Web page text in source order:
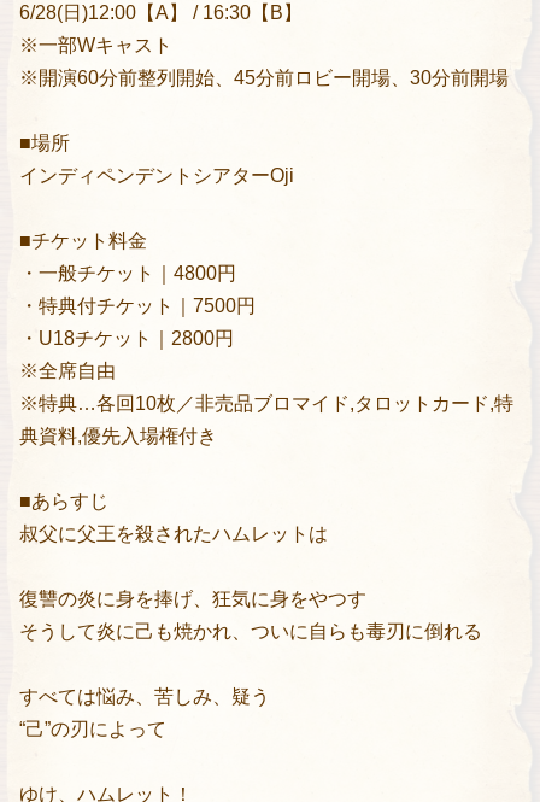
6/28(日)12:00【A】 / 16:30【B】
※一部Wキャスト
※開演60分前整列開始、45分前ロビー開場、30分前開場
■場所
インディペンデントシアターOji
■チケット料金
・一般チケット｜4800円
・特典付チケット｜7500円
・U18チケット｜2800円
※全席自由
※特典…各回10枚／非売品ブロマイド,タロットカード,特
典資料,優先入場権付き
■あらすじ
叔父に父王を殺されたハムレットは
復讐の炎に身を捧げ、狂気に身をやつす
そうして炎に己も焼かれ、ついに自らも毒刃に倒れる
すべては悩み、苦しみ、疑う
“己”の刃によって
ゆけ、ハムレット！